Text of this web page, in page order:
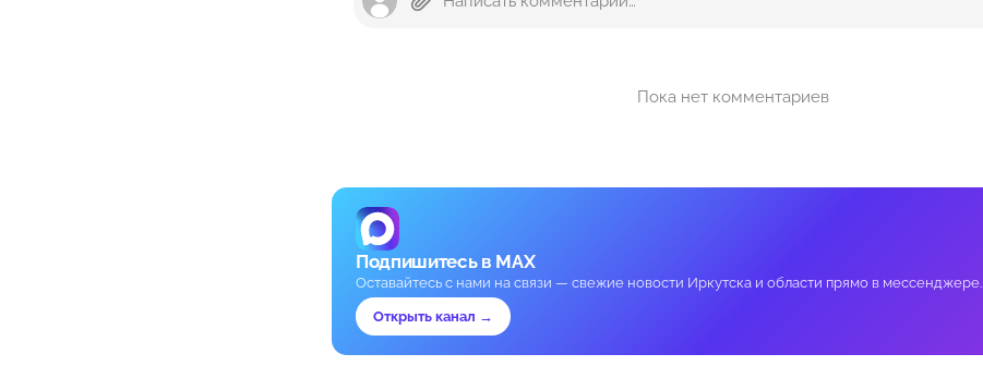
Пока нет комментариев
Подпишитесь в MAX
Оставайтесь с нами на связи — свежие новости Иркутска и области прямо в мессенджере.
Открыть канал →